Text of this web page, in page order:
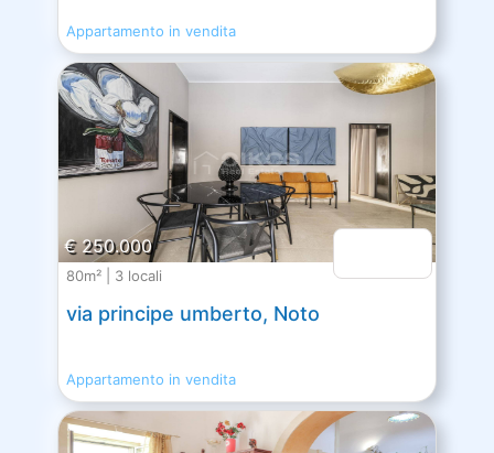
Appartamento in vendita
€ 250.000
80m² | 3 locali
via principe umberto, Noto
Appartamento in vendita